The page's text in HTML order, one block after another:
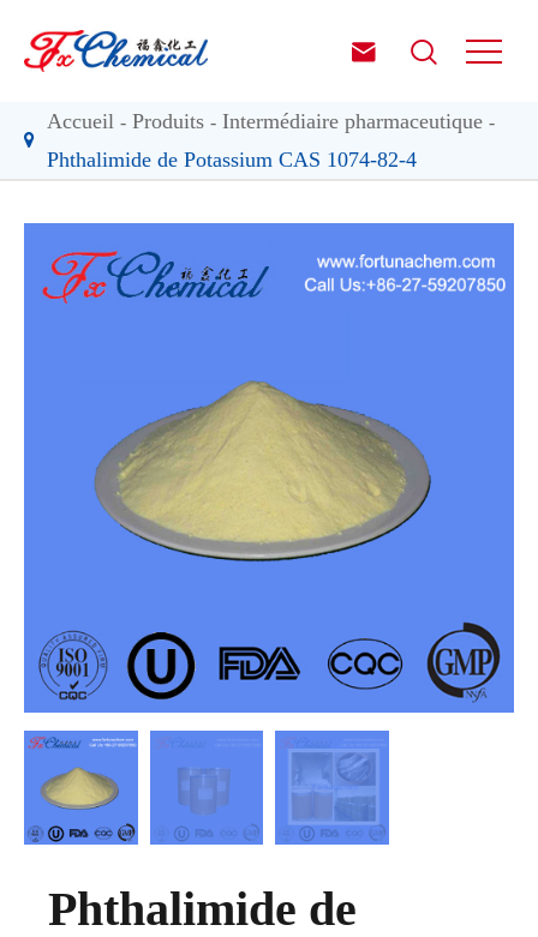
 
Accueil Produits
Intermédiaire pharmaceutique
Phthalimide de Potassium CAS 1074-82-4
Phthalimide de